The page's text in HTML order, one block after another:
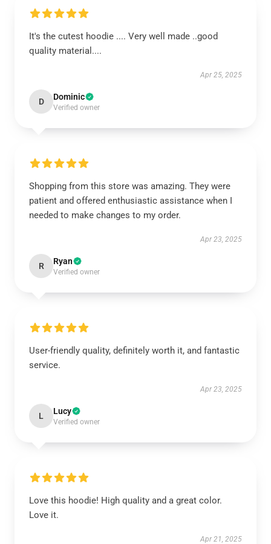
It's the cutest hoodie .... Very well made ..good
quality material....
Apr 25, 2025
D Dominic
Verified owner
Shopping from this store was amazing. They were
patient and offered enthusiastic assistance when I
needed to make changes to my order.
Apr 23, 2025
R Ryan
Verified owner
User-friendly quality, definitely worth it, and fantastic
service.
Apr 23, 2025
L Lucy
Verified owner
Love this hoodie! High quality and a great color.
Love it.
Apr 21, 2025